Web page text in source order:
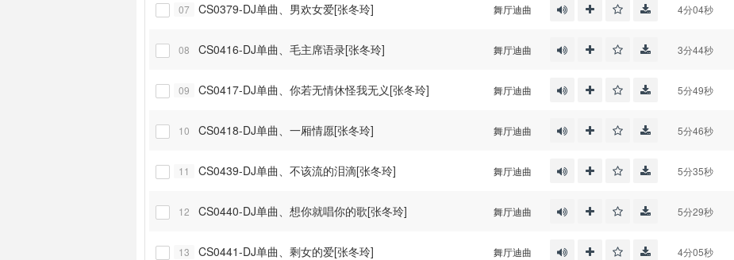
07 CS0379-DJ单曲、男欢女爱[张冬玲] 舞厅迪曲 4分04秒
08 CS0416-DJ单曲、毛主席语录[张冬玲] 舞厅迪曲 3分44秒
09 CS0417-DJ单曲、你若无情休怪我无义[张冬玲] 舞厅迪曲 5分49秒
10 CS0418-DJ单曲、一厢情愿[张冬玲] 舞厅迪曲 5分46秒
11 CS0439-DJ单曲、不该流的泪滴[张冬玲] 舞厅迪曲 5分35秒
12 CS0440-DJ单曲、想你就唱你的歌[张冬玲] 舞厅迪曲 5分29秒
13 CS0441-DJ单曲、剩女的爱[张冬玲] 舞厅迪曲 4分05秒